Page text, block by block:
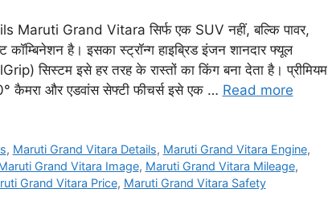
Grand Vitara सिर्फ एक SUV नहीं, बल्कि पावर,
है। इसका स्ट्रॉन्ग हाइब्रिड इंजन शानदार फ्यूल
सिस्टम इसे हर तरह के रास्तों का किंग बना देता है। प्रीमियम
कैमरा और एडवांस सेफ्टी फीचर्स इसे एक … Read more
, Maruti Grand Vitara Details, Maruti Grand Vitara Engine,
Grand Vitara Image, Maruti Grand Vitara Mileage,
Grand Vitara Price, Maruti Grand Vitara Safety